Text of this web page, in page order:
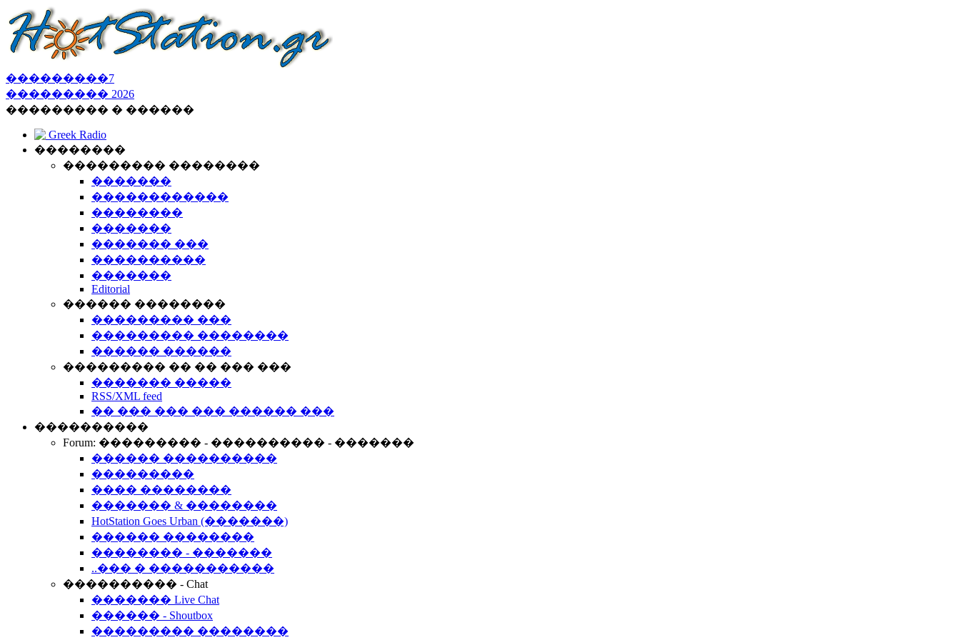
���������7
��������� 2026
��������� � ������
Greek Radio
��������
��������� ��������
�������
������������
��������
�������
������� ���
����������
�������
Editorial
������ ��������
��������� ���
��������� ��������
������ ������
��������� �� �� ��� ���
������� �����
RSS/XML feed
�� ��� ��� ��� ������ ���
����������
Forum: ��������� - ���������� - �������
������ ����������
���������
���� ��������
������� & ��������
HotStation Goes Urban (�������)
������ ��������
�������� - �������
..��� � �����������
���������� - Chat
������� Live Chat
������ - Shoutbox
��������� ��������